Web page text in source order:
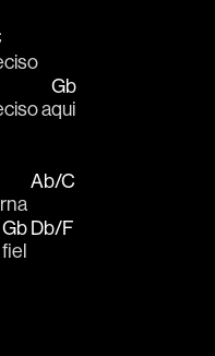
a
Gb
qui
Ab/C
Gb
fiel
Db/F